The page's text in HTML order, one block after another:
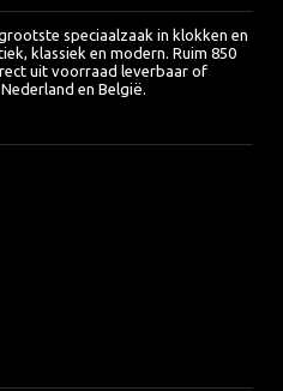
speciaalzaak in klokken en
klassiek en modern. Ruim 850
uit voorraad leverbaar of
en België.